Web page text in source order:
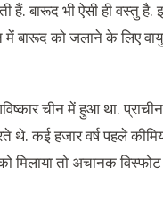
बारूद भी ऐसी ही वस्तु
में बारूद को जलाने के लिए
चीन में हुआ था.
थे. कई हजार वर्ष पहले
तो अचानक